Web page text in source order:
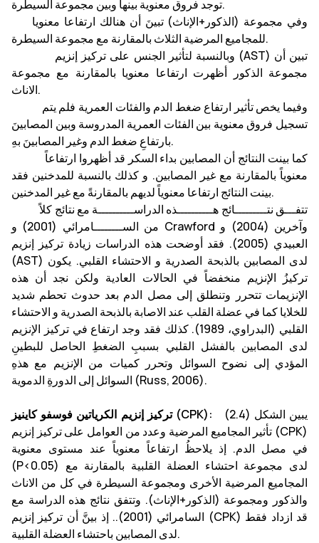
توجد فروق معنوية بينها وبين مجموعة السيطرة.
للمجاميع المرضية الثلاث بالمقارنة مع مجموعة السيطرة.
مجموعة الذكور أظهرت ارتفاعا معنويا بالمقارنة مع مجموعة
الاناث.
تسجيل فروق معنوية بين الفئات العمرية المدروسة وبين المصابينَ
بارتفاعِ ضغط الدم وغير المصابينَ بهِ.
كما بينت النتائج أن المصابين بداء السكر قد أظهروا ارتفاعاً
معنوياً بالمقارنة مع غير المصابين. و كذلك بالنسبة للمدخنين فقد
بينت النتائج ارتفاعا معنوياً لديهم بالمقارنةً مع غير المدخنين.
تتفـــق نتـــــــــائج هــــــــــذه الدراســــــــــة مع نتائج كلاً
من الســــــــامرائي (2001) و Crawford وآخرين (2004) و
العبيدي (2005). فقد أوضحت هذه الدراسات زيادة تركيز إنزيم
(AST) لدى المصابين بالذبحة الصدرية و الاحتشاء القلبي. يكون
تركيزُ الإنزيم منخفضاً في الحالات العادية ولكن نجد أن هذه
الإنزيمات تتحرر وتنطلق إلى مصل الدم بعد حدوث تحطم شديد
للخلايا كما في عضلة القلب عند الاصابة بالذبحة الصدرية و الاحتشاء
القلبي (البدراوي، 1989). كذلك فقد وجد ارتفاع في تركيز الإنزيم
لدى المصابين بالفشل القلبي بسببِ الضغطِ الحاصل للبطينِ
المؤدي إلى نضوح السوائل وتحرر كميات من الإنزيم مع هذهِ
السوائل إلى الدورةِ الدموية (Russ, 2006).
تركيز إنزيم الكرياتين فوسفو كاينيز (CPK):
تأثير المجاميع المرضية وعدد من العوامل على تركيز إنزيم (CPK)
في مصل الدم. إذ يلاحظُ ارتفاعاً معنوياً عند مستوى معنوية
(P<0.05) لدى مجموعة احتشاء العضلة القلبية بالمقارنة مع
المجاميع المرضية الأخرى ومجموعة السيطرة في كل من الاناث
والذكور ومجموعة (الذكور+الإناث). وتتفق نتائج هذه الدراسة مع
السامرائي (2001).. إذ بينَّ أن تركيز إنزيم (CPK) قد ازداد فقط
لدى المصابين باحتشاء العضلة القلبية.